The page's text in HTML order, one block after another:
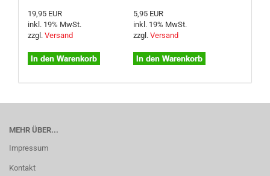
19,95 EUR
inkl. 19% MwSt.
zzgl. Versand
5,95 EUR
inkl. 19% MwSt.
zzgl. Versand
MEHR ÜBER...
Impressum
Kontakt